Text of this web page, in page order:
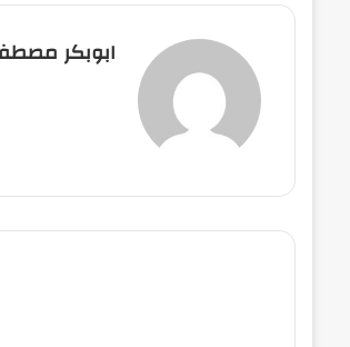
ابوبكر